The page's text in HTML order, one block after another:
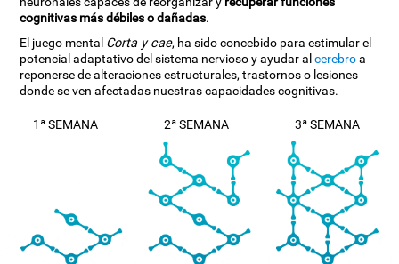
cognitivas más débiles o dañadas.
El juego mental Corta y cae, ha sido concebido para estimular el
potencial adaptativo del sistema nervioso y ayudar alcerebroa
reponerse de alteraciones estructurales, trastornos o lesiones
donde se ven afectadas nuestras capacidades cognitivas.
1ª SEMANA 2ª SEMANA 3ª SEMANA